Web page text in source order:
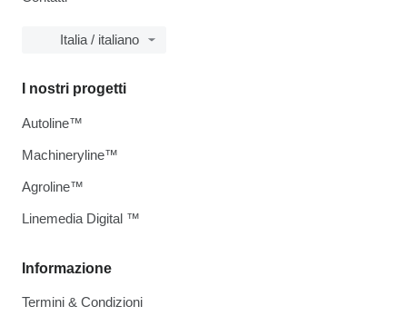
Italia / italiano
Informazione
Termini & Condizioni
I nostri progetti
Autoline™
Machineryline™
Agroline™
Linemedia Digital ™